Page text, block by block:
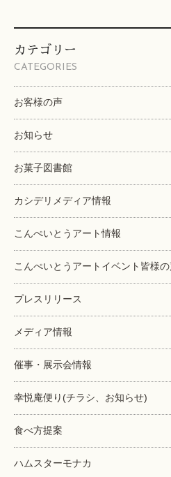
カテゴリー
CATEGORIES
お客様の声
お知らせ
お菓子図書館
カシデリメディア情報
こんぺいとうアート情報
こんぺいとうアートイベント皆様
プレスリリース
メディア情報
催事・展示会情報
幸悦庵便り(チラシ、お知らせ)
食べ方提案
ハムスターモナカ